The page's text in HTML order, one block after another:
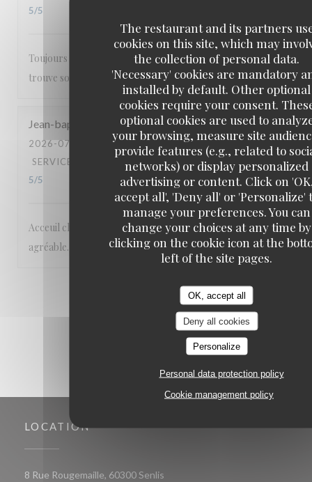
The restaurant and its partners
cookies on this site, which may
the collection of personal data.
'Necessary' cookies are mandatory
installed by default. Other optional
cookies require your consent.
optional cookies are used to
your browsing, measure site
provide features (e.g., related to
networks) or display personalized
advertising or content. Click on
accept all', 'Deny all' or 'Personalize'
manage your preferences. You can
change your choices at any time by
clicking on the cookie icon at the
left of the site pages.
OK, accept all
Deny all cookies
Personalize
Personal data protection policy
Cookie management policy
5/5
Toujours un bon accueil et une carte où tout le monde
trouve son bonheur.
Jean-baptiste
2026-07-17
- 20:00 - GUESTS 2
SERVICE
AMBIANCE 5/5 FOOD 5/5
5/5
Acceuil chaleureux et excellentes prestations. Cadre
agréable. A recommander
3
LOCATION
8 Rue Rougemaille, 60300 Senlis